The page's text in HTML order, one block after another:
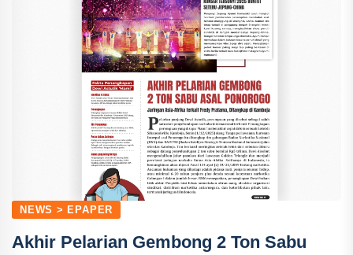
NEWS > EPAPER
Akhir Pelarian Gembong 2 Ton Sabu